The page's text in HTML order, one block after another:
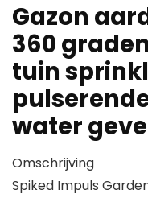
Gazon
360
tuin
water
Omschrijving
Spiked Impuls